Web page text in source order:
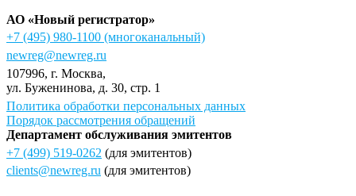
АО «Новый регистратор»
+7 (495) 980-1100 (многоканальный)
newreg@newreg.ru
107996, г. Москва,
ул. Буженинова, д. 30, стр. 1
Политика обработки персональных данных
Порядок рассмотрения обращений
Департамент обслуживания эмитентов
+7 (499) 519-0262 (для эмитентов)
clients@newreg.ru (для эмитентов)